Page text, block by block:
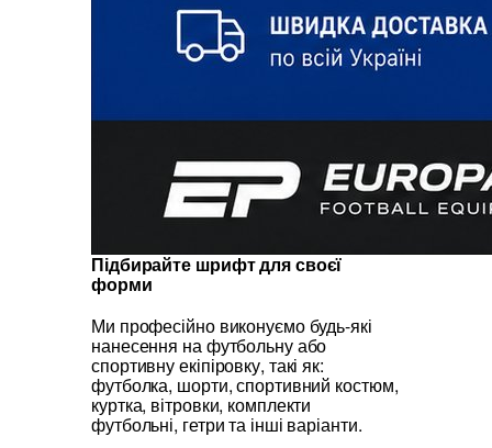
Підбирайте шрифт для своєї
форми
Ми професійно виконуємо будь-які
нанесення на футбольну або
спортивну екіпіровку, такі як:
футболка, шорти, спортивний костюм,
куртка, вітровки, комплекти
футбольні, гетри та інші варіанти.